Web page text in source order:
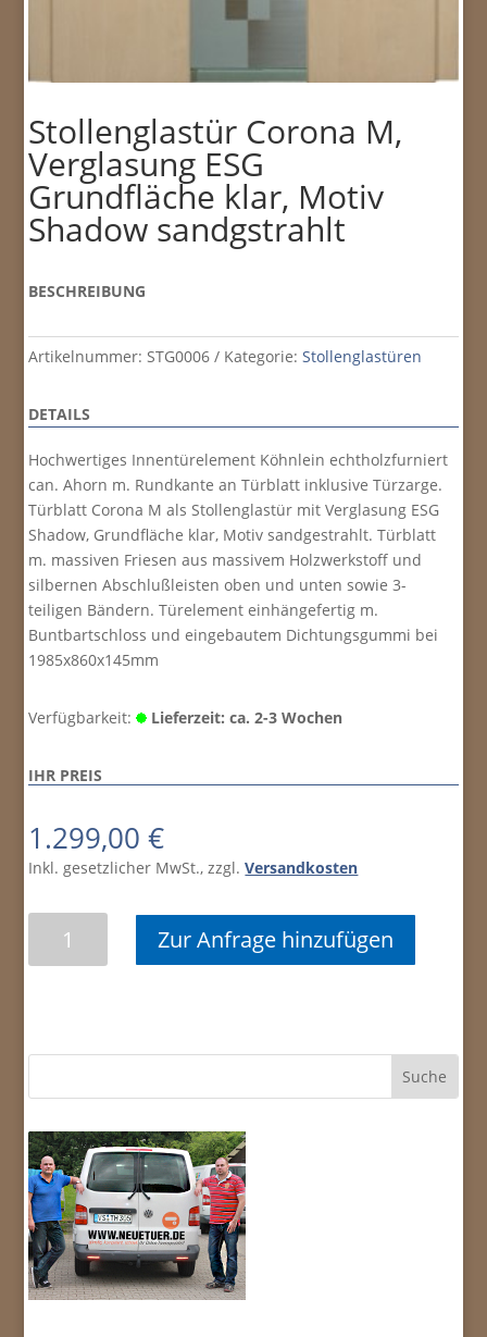
Stollenglastür Corona M,
Verglasung ESG
Grundfläche klar, Motiv
Shadow sandgstrahlt
BESCHREIBUNG
Artikelnummer: STG0006 Kategorie:Stollenglastüren
DETAILS
Hochwertiges Innentürelement Köhnlein echtholzfurniert
can. Ahorn m. Rundkante an Türblatt inklusive Türzarge.
Türblatt Corona M als Stollenglastür mit Verglasung ESG
Shadow, Grundfläche klar, Motiv sandgestrahlt. Türblatt
m. massiven Friesen aus massivem Holzwerkstoff und
silbernen Abschlußleisten oben und unten sowie 3-
teiligen Bändern. Türelement einhängefertig m.
Buntbartschloss und eingebautem Dichtungsgummi bei
1985x860x145mm
Verfügbarkeit: Lieferzeit: ca. 2-3 Wochen
IHR PREIS
1.299,00€
Inkl. gesetzlicher MwSt., zzgl.Versandkosten
Corona
Grundfläche
Motiv
sandgstrahlt
Menge
Zur Anfrage hinzufügen